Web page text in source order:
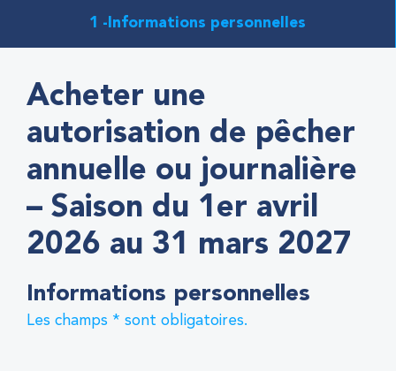
1 Informations personnelles
Acheter une
autorisation de pêcher
annuelle ou journalière
– Saison du 1er avril
2026 au 31 mars 2027
Informations personnelles
Les champs * sont obligatoires.